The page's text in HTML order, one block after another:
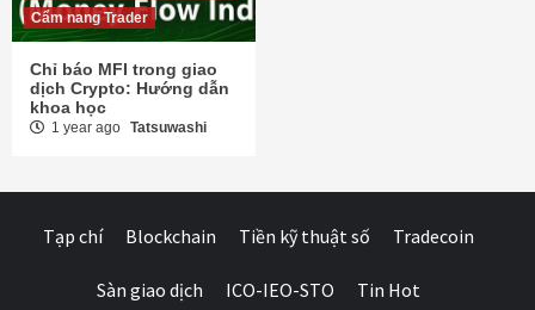
Cẩm nang Trader
Chỉ báo MFI trong giao
dịch Crypto: Hướng dẫn
khoa học
1 year ago Tatsuwashi
Tạp chí Blockchain Tiền kỹ thuật số Tradecoin
Sàn giao dịch ICO-IEO-STO Tin Hot